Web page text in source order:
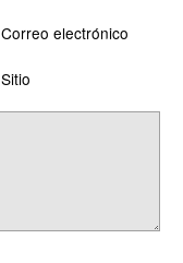
Correo electrónico
Sitio